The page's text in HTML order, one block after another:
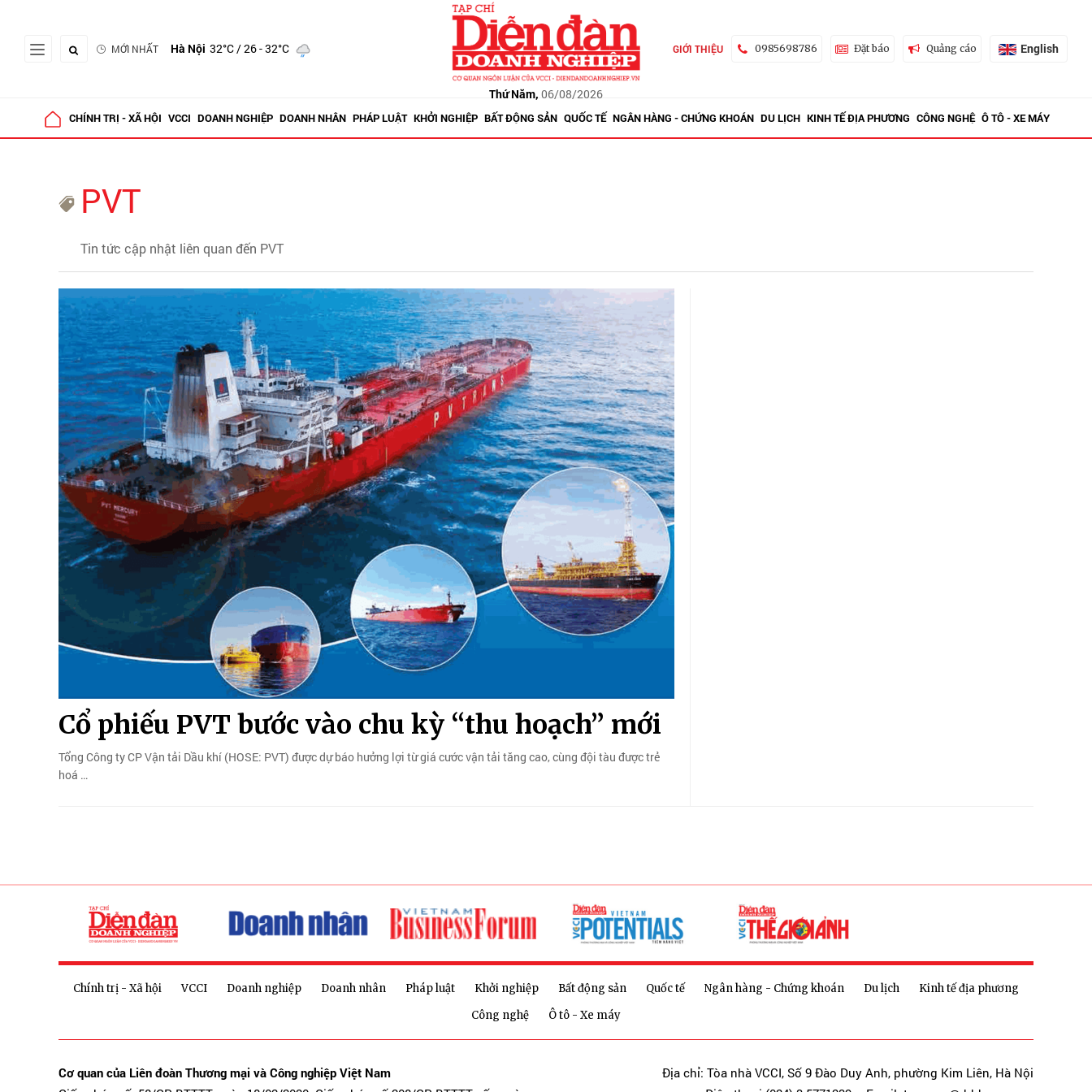
MỚI NHẤT Hà Nội 32°C/ 26 - 32°C
Thứ Năm, 06/08/2026
GIỚI THIỆU 0985698786 Đặt báo Quảng cáo English
CHÍNH TRỊ - XÃ HỘI VCCI DOANH NGHIỆP DOANH NHÂN PHÁP LUẬT KHỞI NGHIỆP BẤT ĐỘNG SẢN QUỐC TẾ NGÂN HÀNG - CHỨNG KHOÁN DU LỊCH KINH TẾ ĐỊA PHƯƠNG CÔNG NGHỆ Ô TÔ - XE MÁY
PVT
Tin tức cập nhật liên quan đến PVT
Cổ phiếu PVT bước vào chu kỳ “thu hoạch” mới
Tổng Công ty CP Vận tải Dầu khí (HOSE: PVT) được dự báo hưởng lợi từ giá cước vận tải tăng cao, cùng đội tàu được trẻ
hoá …
Chính trị - Xã hội VCCI Doanh nghiệp Doanh nhân Pháp luật Khởi nghiệp Bất động sản Quốc tế Ngân hàng - Chứng khoán Du lịch
Kinh tế địa phương
Công nghệ
Ô tô - Xe máy
Cơ quan của Liên đoàn Thương mại và Công nghiệp Việt Nam
Địa chỉ: Tòa nhà VCCI, Số 9 Đào Duy Anh, phường Kim Liên, Hà Nội